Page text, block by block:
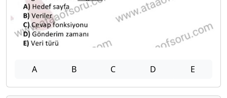
A B C D E